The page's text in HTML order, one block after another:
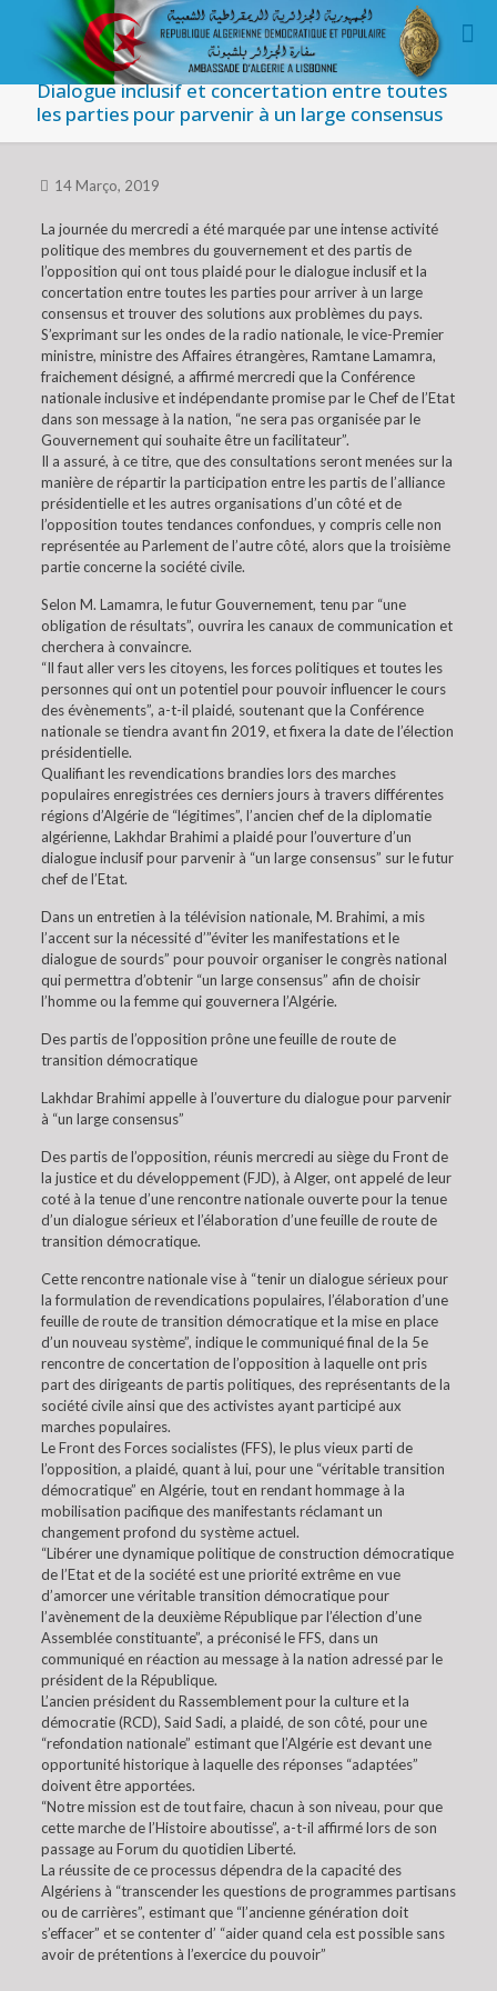
Dialogue inclusif et concertation entre toutes
les parties pour parvenir à un large consensus
14 Março, 2019
La journée du mercredi a été marquée par une intense activité
politique des membres du gouvernement et des partis de
l’opposition qui ont tous plaidé pour le dialogue inclusif et la
concertation entre toutes les parties pour arriver à un large
consensus et trouver des solutions aux problèmes du pays.
S’exprimant sur les ondes de la radio nationale, le vice-Premier
ministre, ministre des Affaires étrangères, Ramtane Lamamra,
fraichement désigné, a affirmé mercredi que la Conférence
nationale inclusive et indépendante promise par le Chef de l’Etat
dans son message à la nation, “ne sera pas organisée par le
Gouvernement qui souhaite être un facilitateur”.
Il a assuré, à ce titre, que des consultations seront menées sur la
manière de répartir la participation entre les partis de l’alliance
présidentielle et les autres organisations d’un côté et de
l’opposition toutes tendances confondues, y compris celle non
représentée au Parlement de l’autre côté, alors que la troisième
partie concerne la société civile.
Selon M. Lamamra, le futur Gouvernement, tenu par “une
obligation de résultats”, ouvrira les canaux de communication et
cherchera à convaincre.
“Il faut aller vers les citoyens, les forces politiques et toutes les
personnes qui ont un potentiel pour pouvoir influencer le cours
des évènements”, a-t-il plaidé, soutenant que la Conférence
nationale se tiendra avant fin 2019, et fixera la date de l’élection
présidentielle.
Qualifiant les revendications brandies lors des marches
populaires enregistrées ces derniers jours à travers différentes
régions d’Algérie de “légitimes”, l’ancien chef de la diplomatie
algérienne, Lakhdar Brahimi a plaidé pour l’ouverture d’un
dialogue inclusif pour parvenir à “un large consensus” sur le futur
chef de l’Etat.
Dans un entretien à la télévision nationale, M. Brahimi, a mis
l’accent sur la nécessité d’”éviter les manifestations et le
dialogue de sourds” pour pouvoir organiser le congrès national
qui permettra d’obtenir “un large consensus” afin de choisir
l’homme ou la femme qui gouvernera l’Algérie.
Des partis de l’opposition prône une feuille de route de
transition démocratique
Lakhdar Brahimi appelle à l’ouverture du dialogue pour parvenir
à “un large consensus”
Des partis de l’opposition, réunis mercredi au siège du Front de
la justice et du développement (FJD), à Alger, ont appelé de leur
coté à la tenue d’une rencontre nationale ouverte pour la tenue
d’un dialogue sérieux et l’élaboration d’une feuille de route de
transition démocratique.
Cette rencontre nationale vise à “tenir un dialogue sérieux pour
la formulation de revendications populaires, l’élaboration d’une
feuille de route de transition démocratique et la mise en place
d’un nouveau système”, indique le communiqué final de la 5e
rencontre de concertation de l’opposition à laquelle ont pris
part des dirigeants de partis politiques, des représentants de la
société civile ainsi que des activistes ayant participé aux
marches populaires.
Le Front des Forces socialistes (FFS), le plus vieux parti de
l’opposition, a plaidé, quant à lui, pour une “véritable transition
démocratique” en Algérie, tout en rendant hommage à la
mobilisation pacifique des manifestants réclamant un
changement profond du système actuel.
“Libérer une dynamique politique de construction démocratique
de l’Etat et de la société est une priorité extrême en vue
d’amorcer une véritable transition démocratique pour
l’avènement de la deuxième République par l’élection d’une
Assemblée constituante”, a préconisé le FFS, dans un
communiqué en réaction au message à la nation adressé par le
président de la République.
L’ancien président du Rassemblement pour la culture et la
démocratie (RCD), Said Sadi, a plaidé, de son côté, pour une
“refondation nationale” estimant que l’Algérie est devant une
opportunité historique à laquelle des réponses “adaptées”
doivent être apportées.
“Notre mission est de tout faire, chacun à son niveau, pour que
cette marche de l’Histoire aboutisse”, a-t-il affirmé lors de son
passage au Forum du quotidien Liberté.
La réussite de ce processus dépendra de la capacité des
Algériens à “transcender les questions de programmes partisans
ou de carrières”, estimant que “l’ancienne génération doit
s’effacer” et se contenter d’ “aider quand cela est possible sans
avoir de prétentions à l’exercice du pouvoir”